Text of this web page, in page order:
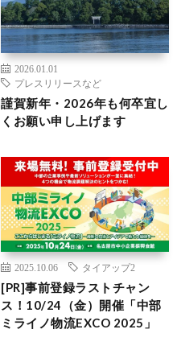
2026.01.01
プレスリリースなど
謹賀新年・2026年も何卒宜し
くお願い申し上げます
2025.10.06 タイアップ2
[PR]事前登録ラストチャン
ス！10/24（金）開催「中部
ミライノ物流EXCO 2025」